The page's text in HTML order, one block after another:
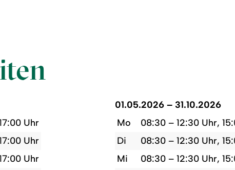
Uhr
Uhr
Uhr
01.05.2026 – 31.10.2026
Mo
08:30 – 12:30 Uhr,
Di
08:30 – 12:30 Uhr,
Mi
08:30 – 12:30 Uhr,